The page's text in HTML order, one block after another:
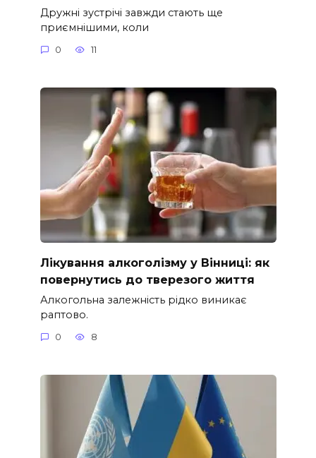
Дружні зустрічі завжди стають ще
приємнішими, коли
0 11
Лікування алкоголізму у Вінниці: як
повернутись до тверезого життя
Алкогольна залежність рідко виникає
раптово.
0 8